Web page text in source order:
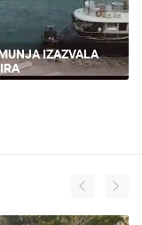
IZAZVALA